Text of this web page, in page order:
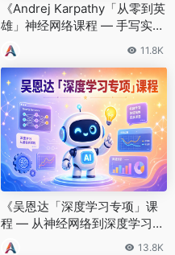
《Andrej Karpathy「从零到英
雄」神经网络课程 — 手写实现
一切的硬核教程》
11.8K
《吴恩达「深度学习专项」课
程 — 从神经网络到深度学习实
战》
13.8K